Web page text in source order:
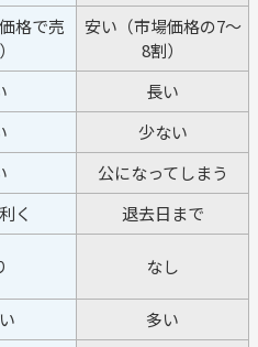
格で売
安い（市場価格の7～
8割）
長い
少ない
公になってしまう
く
退去日まで
なし
多い